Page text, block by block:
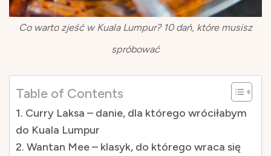
Co warto zjeść w Kuala Lumpur? 10 dań, które musisz
spróbować
Table of Contents
1. Curry Laksa – danie, dla którego wróciłabym
do Kuala Lumpur
2. Wantan Mee – klasyk, do którego wraca się